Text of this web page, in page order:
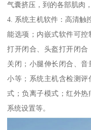
气囊挤压，到的各部肌肉
4. 系统主机软件：高清触
能选项；内嵌式软件可
打开闭合、头盔打开闭
关闭；小腿伸长闭合、
小等；系统主机含检测
式；负离子模式；红外热
系统设置等。